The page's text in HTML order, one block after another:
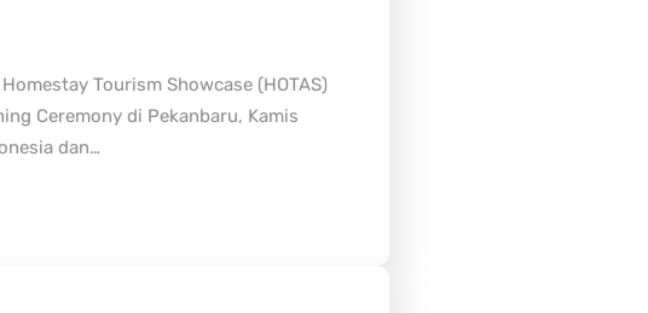
Tourism Showcase (HOTAS)
Ceremony di Pekanbaru, Kamis
dan…